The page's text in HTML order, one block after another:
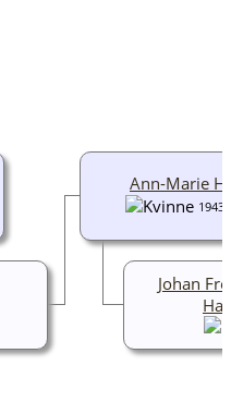
Ann-Marie
Johan